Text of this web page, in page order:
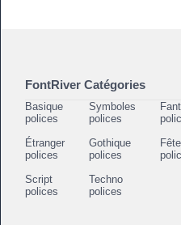
FontRiver Catégories
Basique
polices
Symboles
polices
Étranger
polices
Gothique
polices
Script
polices
Techno
polices